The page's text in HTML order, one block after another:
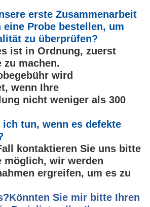
erste Zusammenarbeit
Probe bestellen, um
zu überprüfen?
ist in Ordnung, zuerst
zu machen.
wird
wenn Ihre
nicht weniger als 300
ich tun, wenn es defekte
kontaktieren Sie uns bitte
möglich, wir werden
ergreifen, um es zu
Könnten Sie mir bitte Ihren